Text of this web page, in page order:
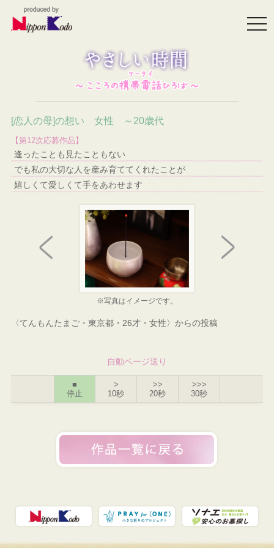
[恋人の母]の想い 女性 ～20歳代
【第12次応募作品】
逢ったことも見たこともない
でも私の大切な人を産み育ててくれたことが
嬉しくて愛しくて手をあわせます
※写真はイメージです。
〈てんもんたまご・東京都・26才・女性〉からの投稿
自動ページ送り
■
停止
>
10秒
>>
20秒
>>>
30秒